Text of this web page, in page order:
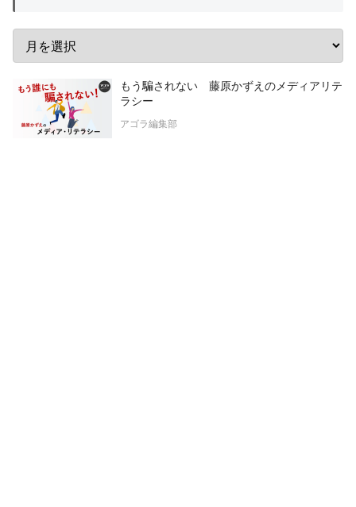
もう騙されない 藤原かずえのメディアリテ
ラシー
アゴラ編集部